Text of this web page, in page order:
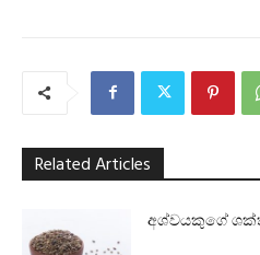
Related Articles
අශ්වයකුගේ